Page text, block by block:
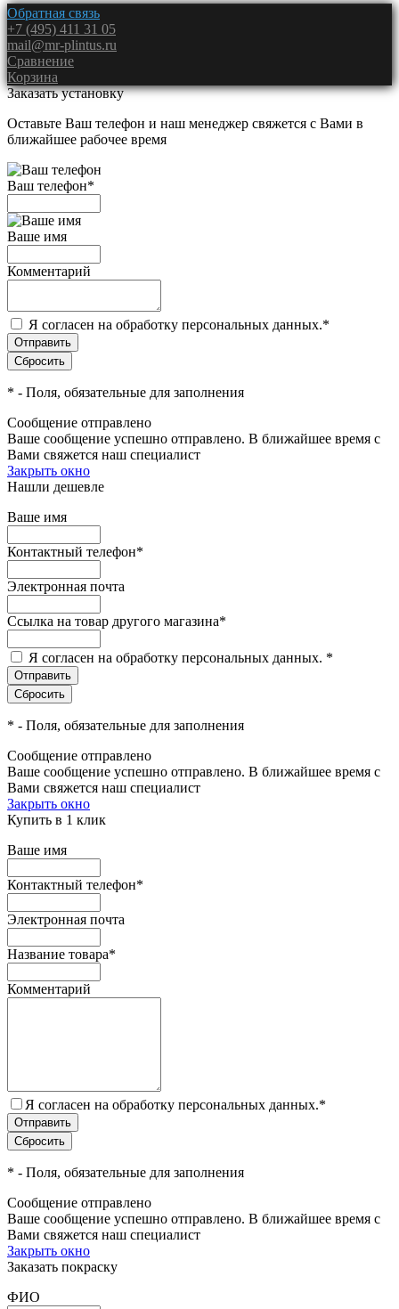
Обратная связь
+7 (495) 411 31 05
mail@mr-plintus.ru
Сравнение
Корзина
Заказать установку
Оставьте Ваш телефон и наш менеджер свяжется с Вами в
ближайшее рабочее время
Ваш телефон*
Ваше имя
Комментарий
Я согласен на обработку персональных данных.*
* - Поля, обязательные для заполнения
Сообщение отправлено
Ваше сообщение успешно отправлено. В ближайшее время с
Вами свяжется наш специалист
Закрыть окно
Нашли дешевле
Ваше имя
Контактный телефон*
Электронная почта
Ссылка на товар другого магазина*
Я согласен на обработку персональных данных. *
* - Поля, обязательные для заполнения
Сообщение отправлено
Ваше сообщение успешно отправлено. В ближайшее время с
Вами свяжется наш специалист
Закрыть окно
Купить в 1 клик
Ваше имя
Контактный телефон*
Электронная почта
Название товара*
Комментарий
Я согласен на обработку персональных данных.*
* - Поля, обязательные для заполнения
Сообщение отправлено
Ваше сообщение успешно отправлено. В ближайшее время с
Вами свяжется наш специалист
Закрыть окно
Заказать покраску
ФИО